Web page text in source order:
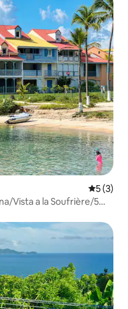
5 (3)
Vista a la Soufrière/5